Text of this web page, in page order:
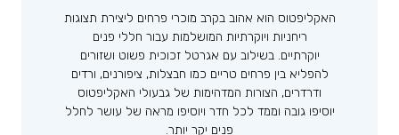
האקליפטוס הוא אהוב בקרב מוכרי פרחים ליצירת תצוגות
ריחניות ויוקרתיות המושלמות עבור חללי פנים
יוקרתיים. בשילוב עם אגרטל זכוכית פשוט ושזורים
להפליא בין פרחים טריים כמו חבצלות, ציפורנים, ורדים
ודרדרים, הצורות המדהימות של גבעולי האקליפטוס
יוסיפו גובה וממד לכל חדר ויוסיפו מראה של עושר לחלל
פנים יקר יותר.